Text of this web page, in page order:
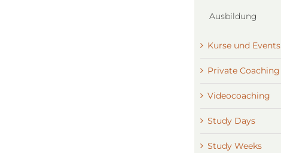
Ausbildung
Kurse und Events
Private Coaching
Videocoaching
Study Days
Study Weeks